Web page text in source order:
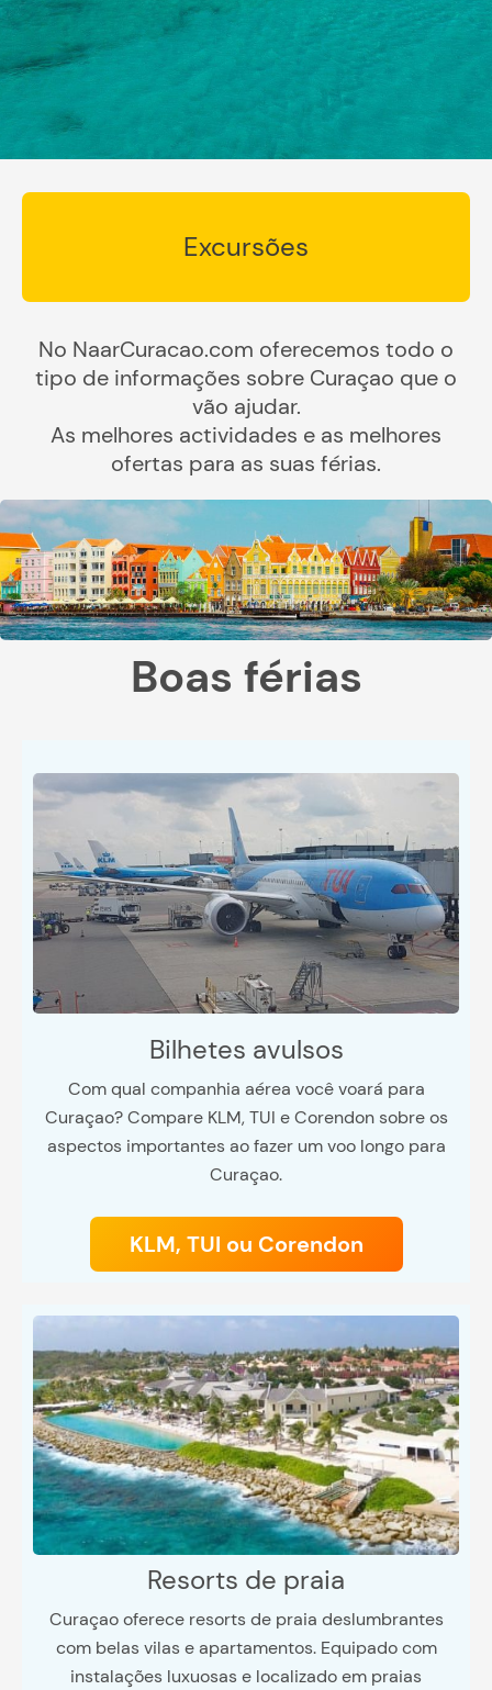
Excursões
No NaarCuracao.com oferecemos todo o
tipo de informações sobre Curaçao que o
vão ajudar.
As melhores actividades e as melhores
ofertas para as suas férias.
Boas férias
Bilhetes avulsos
Com qual companhia aérea você voará para
Curaçao? Compare KLM, TUI e Corendon sobre os
aspectos importantes ao fazer um voo longo para
Curaçao.
KLM, TUI ou Corendon
Resorts de praia
Curaçao oferece resorts de praia deslumbrantes
com belas vilas e apartamentos. Equipado com
instalações luxuosas e localizado em praias